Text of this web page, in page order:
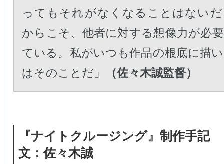
ってもそれがなくなることはない
からこそ、他者に対する想像力が必
ている。私がいつも作品の根底に描
はそのことだ」
（佐々木誠監督）
『ナイトクルージング』制作手記
文：佐々木誠